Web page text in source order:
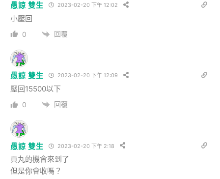
愚諒 雙生 2023-02-20 下午 12:02
小壓回
0 回覆
愚諒 雙生 2023-02-20 下午 12:09
壓回15500以下
0 回覆
愚諒 雙生 2023-02-20 下午 2:18
貢丸的機會來到了
但是你會收嗎？